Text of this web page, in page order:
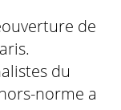
de
du
norme a